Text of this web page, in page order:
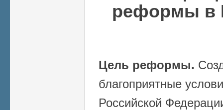
реформы в
Цель реформы.
благоприятные
Российской